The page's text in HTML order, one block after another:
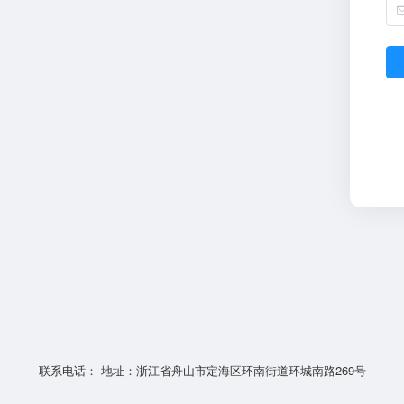
联系电话： 地址：浙江省舟山市定海区环南街道环城南路269号